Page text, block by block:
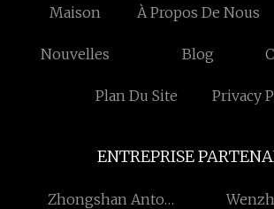
Maison À Propos De Nous
Nouvelles Blog
Plan Du Site Privacy
ENTREPRISE
Zhongshan Anto
Wenzhou